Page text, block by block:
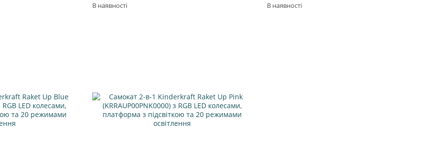
В наявності В наявності